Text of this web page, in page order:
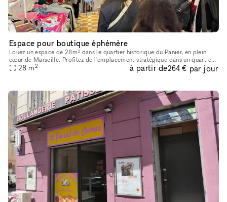
Espace pour boutique éphémère
Louez un espace de 28m² dans le quartier historique du Panier, en plein
cœur de Marseille. Profitez de l'emplacement stratégique dans un quartier
très fréquenté par les touristes, idéal pour une bout
28 m2 à partir de264 € par jour